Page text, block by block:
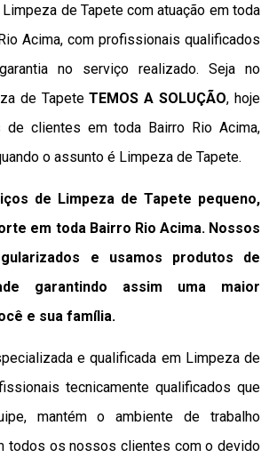
de Tapete com atuação em toda
Acima, com profissionais qualificados
no serviço realizado. Seja no
de TapeteTEMOS A SOLUÇÃO, hoje
de clientes em toda Bairro Rio Acima,
o assunto é Limpeza de Tapete.
de Limpeza de Tapete pequeno,
em toda Bairro Rio Acima. Nossos
e usamos produtos de
garantindo assim uma maior
e sua família.
e qualificada em Limpeza de
tecnicamente qualificados que
mantém o ambiente de trabalho
todos os nossos clientes com o devido